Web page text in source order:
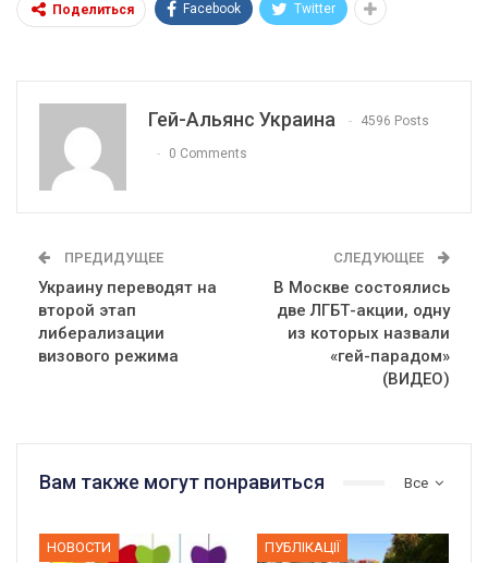
Поделиться Facebook Twitter
Гей-Альянс Украина 4596 Posts
0 Comments
ПРЕДИДУЩЕЕ
Украину переводят на
второй этап
либерализации
визового режима
СЛЕДУЮЩЕЕ
В Москве состоялись
две ЛГБТ-акции, одну
из которых назвали
«гей-парадом»
(ВИДЕО)
Все
Вам также могут понравиться
НОВОСТИ ПУБЛІКАЦІЇ